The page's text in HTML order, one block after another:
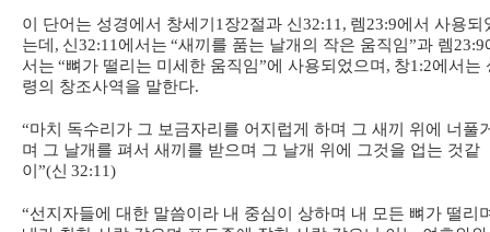
이 단어는 성경에서 창세기 1 장2절과 신 32:11, 렘23:9에서 사용되
는데 , 신 32:11 에서는 “새끼를 품는 날개의 작은 움직임”과 렘23:9
서는 “뼈가 떨리는 미세한 움직임”에 사용되었으며 , 창1:2에서는
령의 창조사역을 말한다.
“마치 독수리가 그 보금자리를 어지럽게 하며 그 새끼 위에 너풀
며 그 날개를 펴서 새끼를 받으며 그 날개 위에 그것을 업는 것같
이 ”(신 32:11)
“선지자들에 대한 말씀이라 내 중심이 상하며 내 모든 뼈가 떨리